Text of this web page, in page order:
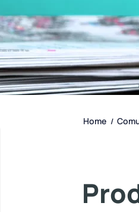
Home /